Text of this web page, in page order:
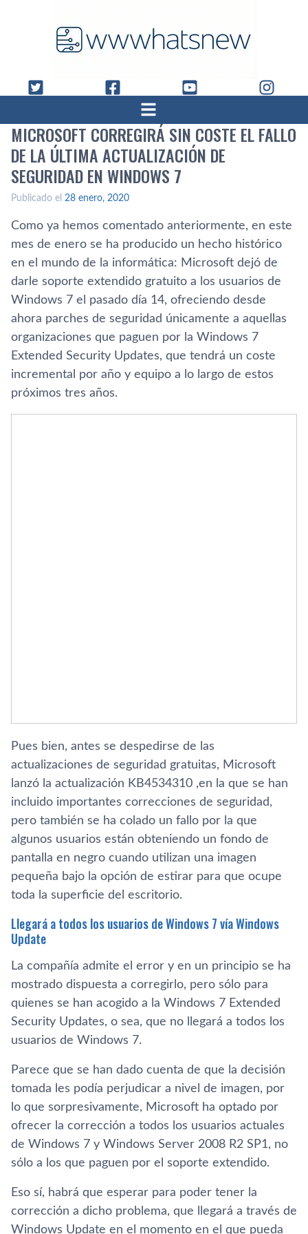
MICROSOFT CORREGIRÁ SIN COSTE EL FALLO
DE LA ÚLTIMA ACTUALIZACIÓN DE
SEGURIDAD EN WINDOWS 7
Publicado el 28 enero, 2020
Como ya hemos comentado anteriormente, en este
mes de enero se ha producido un hecho histórico
en el mundo de la informática: Microsoft dejó de
darle soporte extendido gratuito a los usuarios de
Windows 7 el pasado día 14, ofreciendo desde
ahora parches de seguridad únicamente a aquellas
organizaciones que paguen por la Windows 7
Extended Security Updates, que tendrá un coste
incremental por año y equipo a lo largo de estos
próximos tres años.
Pues bien, antes se despedirse de las
actualizaciones de seguridad gratuitas, Microsoft
lanzó la actualización KB4534310 ,en la que se han
incluido importantes correcciones de seguridad,
pero también se ha colado un fallo por la que
algunos usuarios están obteniendo un fondo de
pantalla en negro cuando utilizan una imagen
pequeña bajo la opción de estirar para que ocupe
toda la superficie del escritorio.
Llegará a todos los usuarios de Windows 7 vía Windows
Update
La compañía admite el error y en un principio se ha
mostrado dispuesta a corregirlo, pero sólo para
quienes se han acogido a la Windows 7 Extended
Security Updates, o sea, que no llegará a todos los
usuarios de Windows 7.
Parece que se han dado cuenta de que la decisión
tomada les podía perjudicar a nivel de imagen, por
lo que sorpresivamente, Microsoft ha optado por
ofrecer la corrección a todos los usuarios actuales
de Windows 7 y Windows Server 2008 R2 SP1, no
sólo a los que paguen por el soporte extendido.
Eso sí, habrá que esperar para poder tener la
corrección a dicho problema, que llegará a través de
Windows Update en el momento en el que pueda